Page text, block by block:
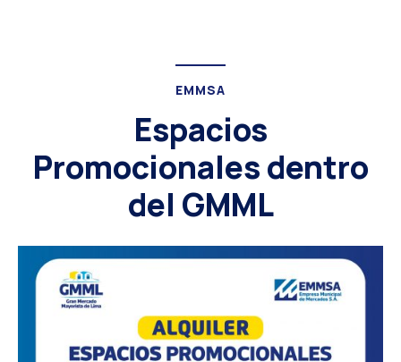
EMMSA
Espacios
Promocionales dentro
del GMML